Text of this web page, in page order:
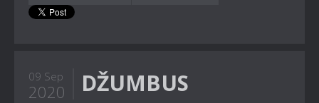
09 Sep
2020
DŽUMBUS